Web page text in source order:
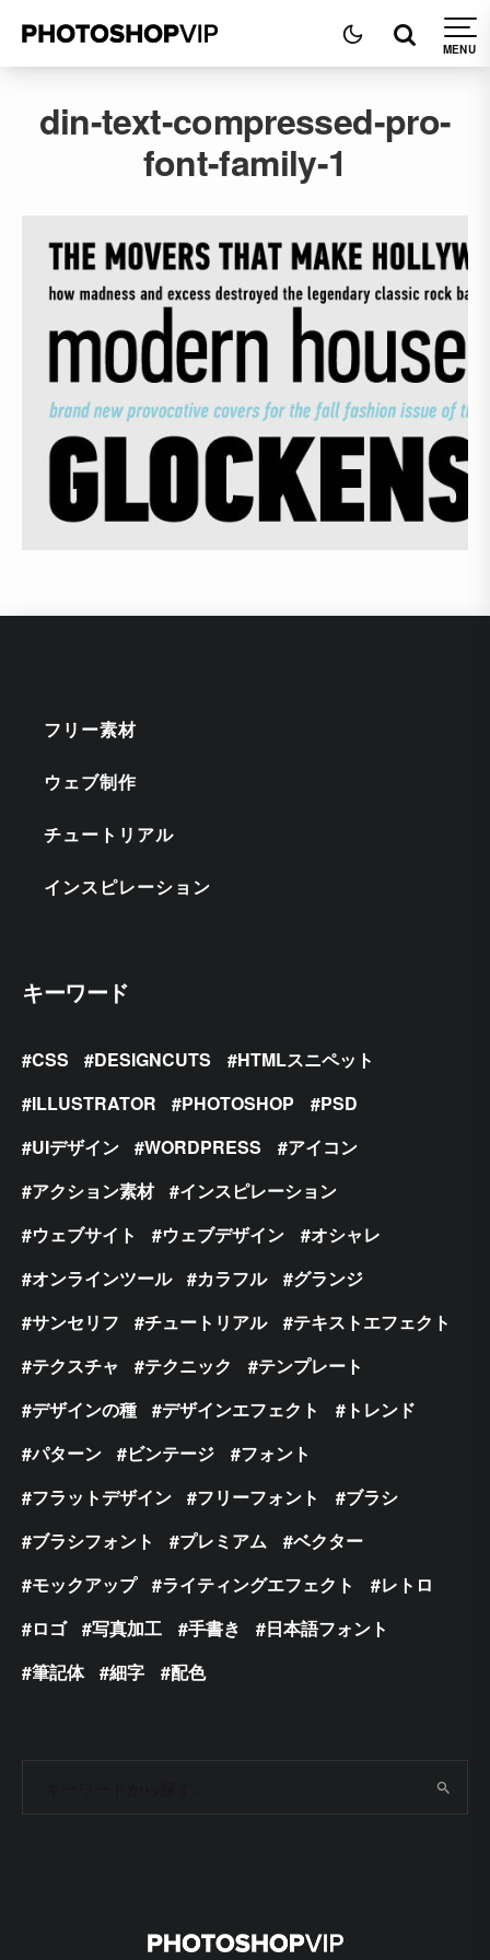
din-text-compressed-pro-
font-family-1
フリー素材
ウェブ制作
チュートリアル
インスピレーション
キーワード
CSS DESIGNCUTS
HTMLスニペット
ILLUSTRATOR
PHOTOSHOP
PSD
UIデザイン
WORDPRESS
アイコン
アクション素材
インスピレーション
ウェブサイト
ウェブデザイン
オシャレ
オンラインツール
カラフル
グランジ
サンセリフ
チュートリアル
テキストエフェクト
テクスチャ
テクニック
テンプレート
デザインの種
デザインエフェクト
トレンド
パターン
ビンテージ
フォント
フラットデザイン
フリーフォント
ブラシ
ブラシフォント
プレミアム
ベクター
モックアップ
ライティングエフェクト
レトロ
ロゴ
写真加工 手書き
日本語フォント
筆記体
細字 配色